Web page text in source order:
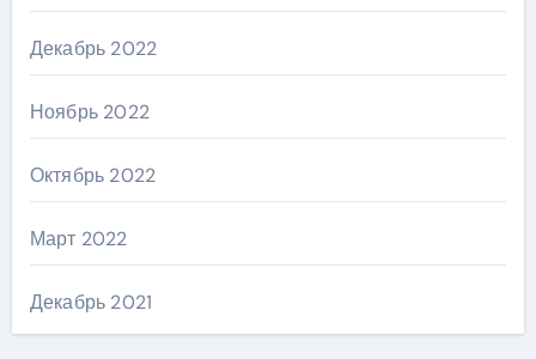
Декабрь 2022
Ноябрь 2022
Октябрь 2022
Март 2022
Декабрь 2021